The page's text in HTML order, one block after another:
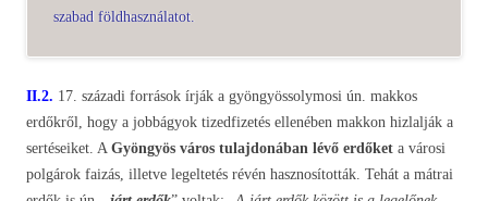
szabad földhasználatot.
II.2. 17. századi források írják a gyöngyössolymosi ún. makkos
erdőkről, hogy a jobbágyok tizedfizetés ellenében makkon hizlalják a
sertéseiket. A Gyöngyös város tulajdonában lévő erdőket a városi
polgárok faizás, illetve legeltetés révén hasznosították. Tehát a mátrai